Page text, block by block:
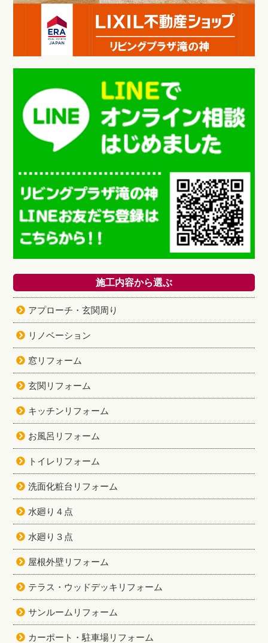
施工内容から選ぶ
アプローチ・玄関周り
リノベーション
窓リフォーム
玄関リフォーム
キッチンリフォーム
お風呂リフォーム
トイレリフォーム
洗面化粧台リフォーム
水廻り４点
水廻り３点
屋根外壁リフォーム
テラス・ウッドデッキリフォーム
サンルームリフォーム
カーポート・駐車場リフォーム